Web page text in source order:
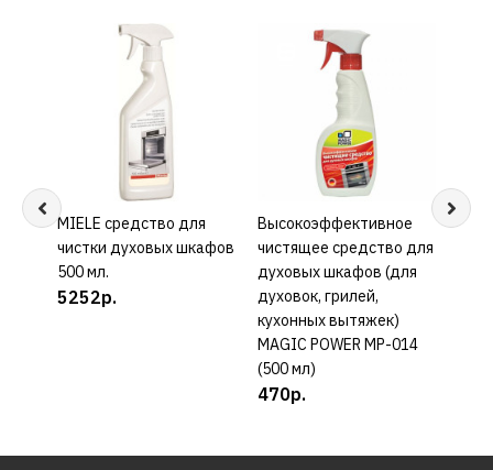
КУПИТЬ
MIELE средство для
чистки духовых шкафов
500 мл.
5252р.
КУПИТЬ
Высокоэффективное
чистящее средство для
духовых шкафов (для
духовок, грилей,
кухонных вытяжек)
MAGIC POWER MP-014
(500 мл)
470р.